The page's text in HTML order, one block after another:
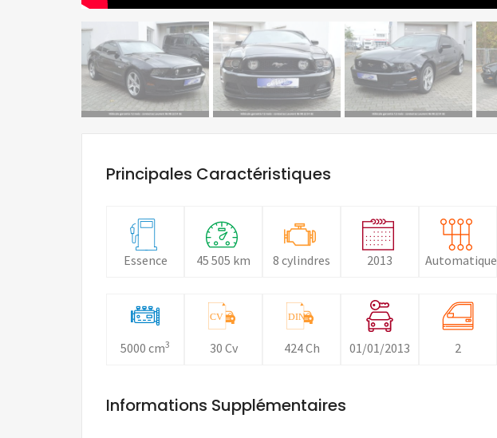
Principales Caractéristiques
Essence 45 505 km 8 cylindres 2013 Automatique
5000 cm3
CV
30 Cv
DIN
424 Ch 01/01/2013 2
Informations Supplémentaires